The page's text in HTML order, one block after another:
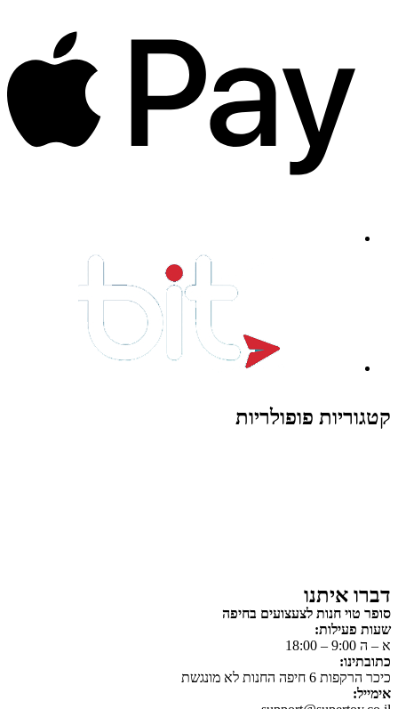
קטגוריות פופולריות
דברו איתנו
סופר טוי חנות לצעצועים בחיפה
שעות פעילות:
א – ה 9:00 – 18:00
כתובתינו:
כיכר הרקפות 6 חיפה החנות לא מונגשת
אימייל: